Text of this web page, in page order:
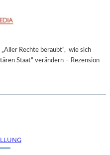
Rechte beraubt“, wie sich
Staat“ verändern – Rezension